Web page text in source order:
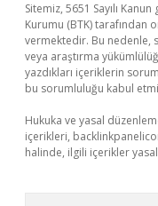
Sitemiz, 5651 Sayılı
Kurumu (BTK) tarafından
vermektedir. Bu nedenle,
veya araştırma
yazdıkları içeriklerin
bu sorumluluğu kabul
Hukuka ve yasal
içerikleri,
halinde, ilgili içerikler